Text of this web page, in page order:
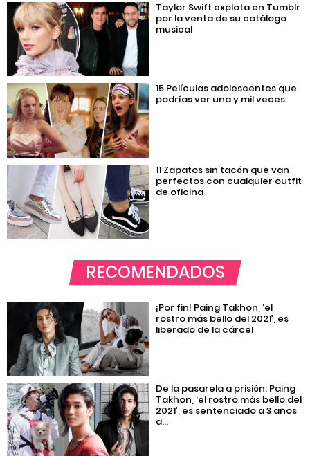
Taylor Swift explota en Tumblr
por la venta de su catálogo
musical
15 Películas adolescentes que
podrías ver una y mil veces
11 Zapatos sin tacón que van
perfectos con cualquier outfit
de oficina
RECOMENDADOS
¡Por fin! Paing Takhon, ‘el
rostro más bello del 2021’, es
liberado de la cárcel
De la pasarela a prisión: Paing
Takhon, ‘el rostro más bello del
2021’, es sentenciado a 3 años
d...